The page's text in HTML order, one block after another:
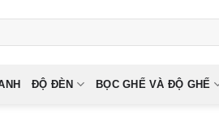
ĐỘ ĐÈN BỌC GHẾ VÀ ĐỘ GHẾ